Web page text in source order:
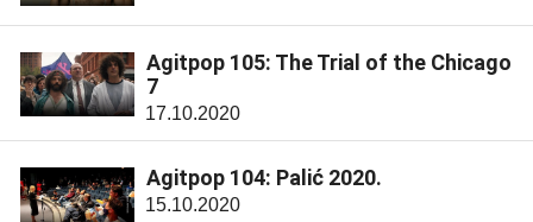
Agitpop 105: The Trial of the Chicago
7
17.10.2020
Agitpop 104: Palić 2020.
15.10.2020